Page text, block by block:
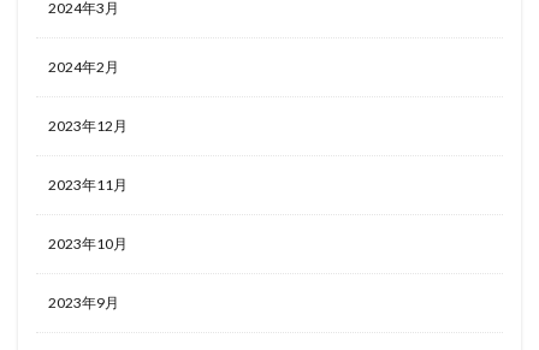
2024年3月
2024年2月
2023年12月
2023年11月
2023年10月
2023年9月